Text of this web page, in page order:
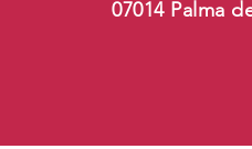
07014 Palma